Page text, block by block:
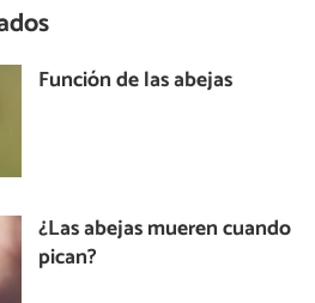
Función de las abejas
¿Las abejas mueren cuando
pican?